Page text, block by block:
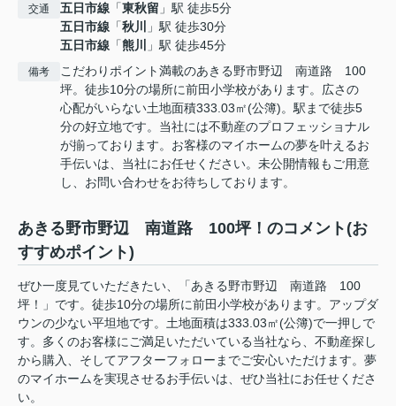
交通 五日市線 「東秋留 」駅 徒歩5分
五日市線 「秋川
」駅 徒歩30分
五日市線 「熊川 」駅 徒歩45分
備考
こだわりポイント満載のあきる野市野辺 南道路 100
坪。徒歩10分の場所に前田小学校があります。広さの
心配がいらない土地面積333.03㎡(公簿)。駅まで徒歩5
分の好立地です。当社には不動産のプロフェッショナル
が揃っております。お客様のマイホームの夢を叶えるお
手伝いは、当社にお任せください。未公開情報もご用意
し、お問い合わせをお待ちしております。
あきる野市野辺 南道路 100坪！のコメント(お
すすめポイント)
ぜひ一度見ていただきたい、「あきる野市野辺 南道路 100
坪！」です。徒歩10分の場所に前田小学校があります。アップダ
ウンの少ない平坦地です。土地面積は333.03㎡(公簿)で一押しで
す。多くのお客様にご満足いただいている当社なら、不動産探し
から購入、そしてアフターフォローまでご安心いただけます。夢
のマイホームを実現させるお手伝いは、ぜひ当社にお任せくださ
い。